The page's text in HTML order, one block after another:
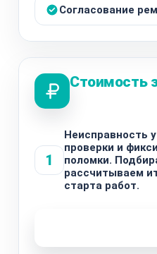
Согласование
Стоимость
1
Неисправность
проверки и
поломки.
рассчитываем
старта работ.